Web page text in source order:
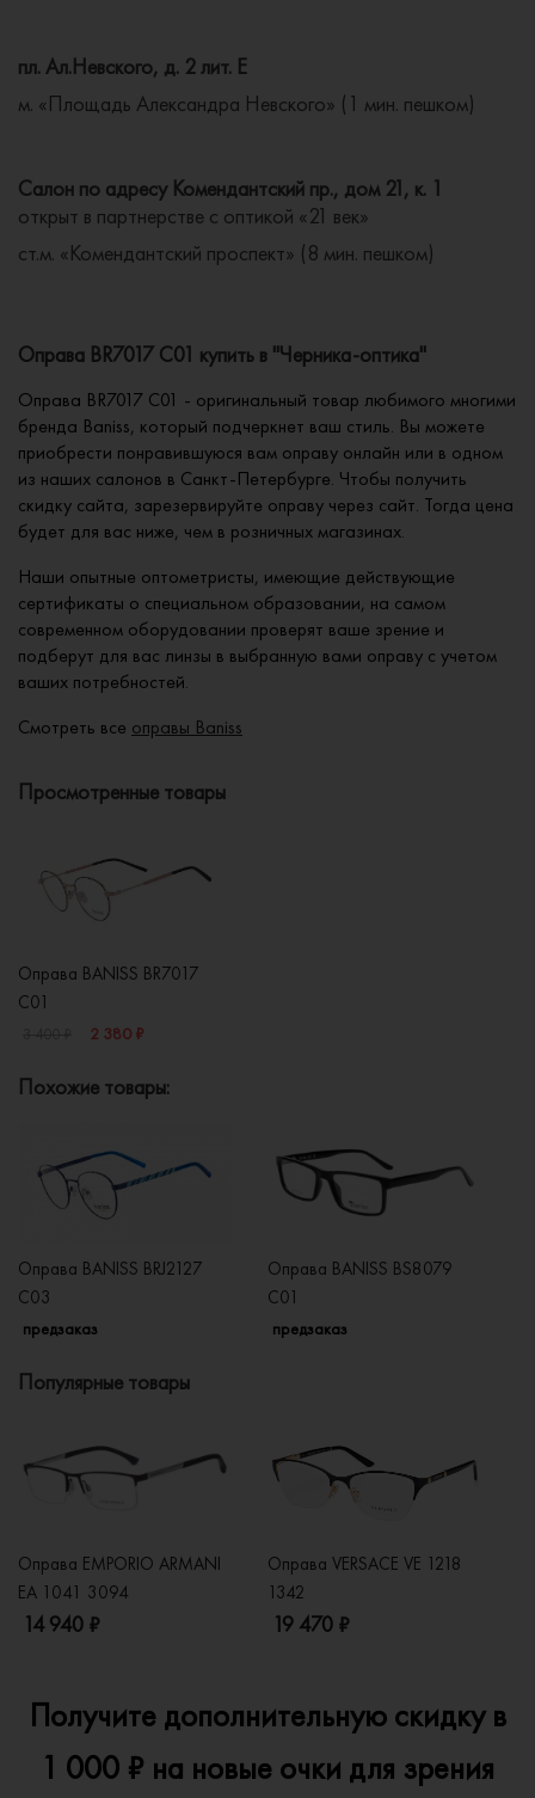
пл. Ал.Невского, д. 2 лит. Е
м. «Площадь Александра Невского» (1 мин. пешком)
Салон по адресу Комендантский пр., дом 21, к. 1
открыт в партнерстве с оптикой «21 век»
ст.м. «Комендантский проспект» (8 мин. пешком)
Оправа BR7017 C01 купить в "Черника-оптика"
Оправа BR7017 C01 - оригинальный товар любимого многими
бренда Baniss, который подчеркнет ваш стиль. Вы можете
приобрести понравившуюся вам оправу онлайн или в одном
из наших салонов в Санкт-Петербурге. Чтобы получить
скидку сайта, зарезервируйте оправу через сайт. Тогда цена
будет для вас ниже, чем в розничных магазинах.
Наши опытные оптометристы, имеющие действующие
сертификаты о специальном образовании, на самом
современном оборудовании проверят ваше зрение и
подберут для вас линзы в выбранную вами оправу с учетом
ваших потребностей.
Смотреть все оправы Baniss
Просмотренные товары
Оправа BANISS BR7017
C01
2 380 ₽
Похожие товары:
Оправа BANISS BRJ2127
C03
предзаказ
Оправа BANISS BS8079
C01
предзаказ
Популярные товары
Оправа EMPORIO ARMANI
EA 1041 3094
14 940 ₽
Оправа VERSACE VE 1218
1342
19 470 ₽
Получите дополнительную скидку в
1 000 ₽ на новые очки для зрения